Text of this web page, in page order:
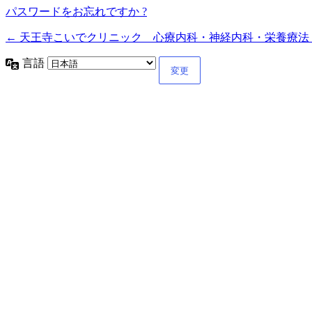
パスワードをお忘れですか ?
← 天王寺こいでクリニック 心療内科・神経内科・栄養療法
言語